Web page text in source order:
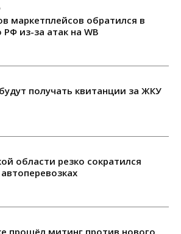
маркетплейсов обратился в
из-за атак на WB
получать квитанции за ЖКУ
области резко сократился
прошёл митинг против нового